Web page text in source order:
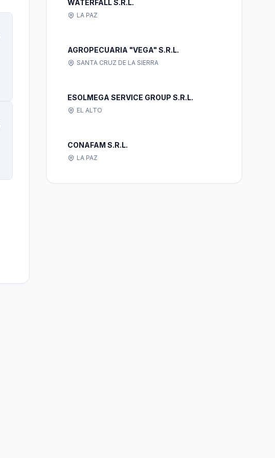
WATERFALL S.R.L.
LA PAZ
AGROPECUARIA "VEGA" S.R.L.
SANTA CRUZ DE LA SIERRA
ESOLMEGA SERVICE GROUP S.R.L.
EL ALTO
CONAFAM S.R.L.
LA PAZ